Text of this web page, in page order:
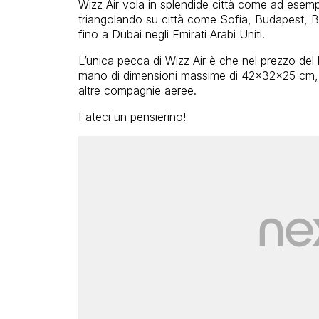
Wizz Air vola in splendide città come ad
triangolando su città come Sofia, Budapest,
fino a Dubai negli Emirati Arabi Uniti.
L’unica pecca di Wizz Air è che nel prezzo
mano di dimensioni massime di 42x32x25
altre compagnie aeree.
Fateci un pensierino!